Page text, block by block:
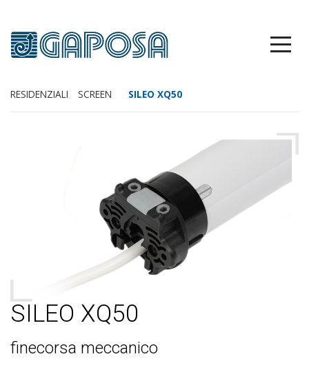
RESIDENZIALI SCREEN SILEO XQ50
SILEO XQ50
finecorsa meccanico